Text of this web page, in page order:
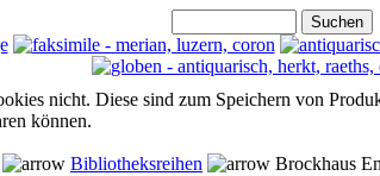
nicht. Diese sind zum Speichern von
können.
Bibliotheksreihen Brockhaus